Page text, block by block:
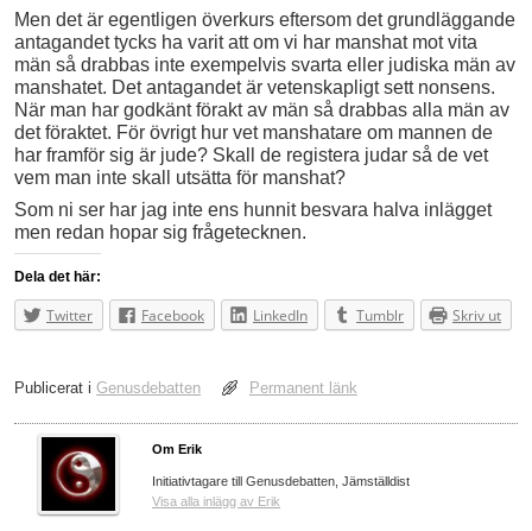
Men det är egentligen överkurs eftersom det grundläggande
antagandet tycks ha varit att om vi har manshat mot vita
män så drabbas inte exempelvis svarta eller judiska män av
manshatet. Det antagandet är vetenskapligt sett nonsens.
När man har godkänt förakt av män så drabbas alla män av
det föraktet. För övrigt hur vet manshatare om mannen de
har framför sig är jude? Skall de registera judar så de vet
vem man inte skall utsätta för manshat?
Som ni ser har jag inte ens hunnit besvara halva inlägget
men redan hopar sig frågetecknen.
Dela det här:
Twitter Facebook LinkedIn Tumblr Skriv ut
Publicerat i Genusdebatten Permanent länk
Om Erik
Initiativtagare till Genusdebatten, Jämställdist
Visa alla inlägg av Erik